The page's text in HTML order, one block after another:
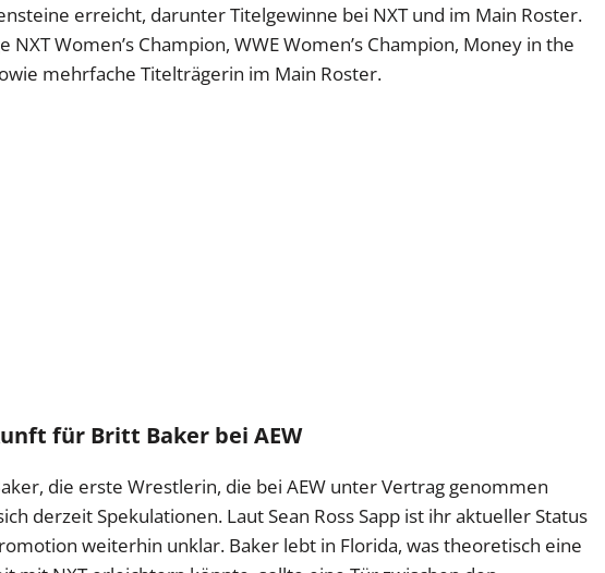
erreicht, darunter Titelgewinne bei NXT und im Main Roster.
NXT Women’s Champion, WWE Women’s Champion, Money in the
mehrfache Titelträgerin im Main Roster.
für Britt Baker bei AEW
die erste Wrestlerin, die bei AEW unter Vertrag genommen
derzeit Spekulationen. Laut Sean Ross Sapp ist ihr aktueller Status
weiterhin unklar. Baker lebt in Florida, was theoretisch eine